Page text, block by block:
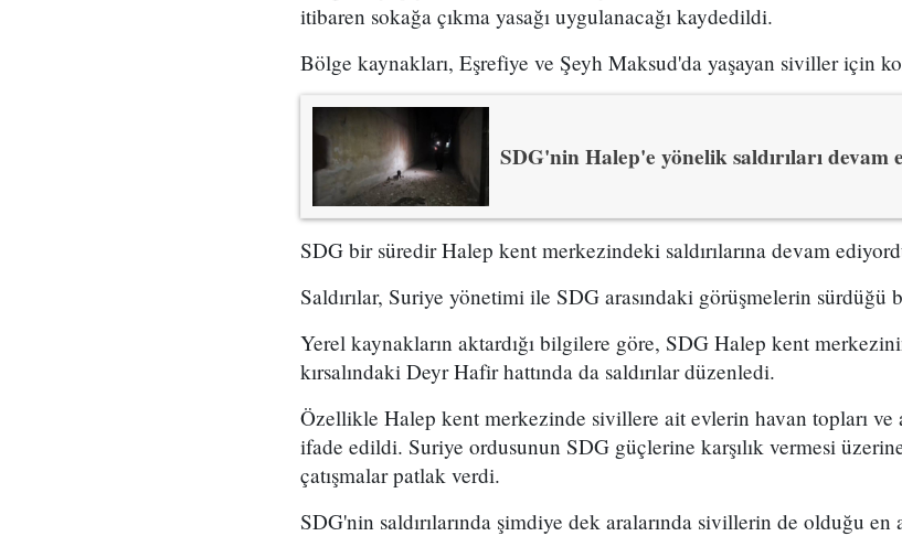
itibaren sokağa çıkma yasağı uygulanacağı kaydedildi.
Bölge kaynakları, Eşrefiye ve Şeyh Maksud'da yaşayan siviller için
SDG'nin Halep'e yönelik saldırıları devam
SDG bir süredir Halep kent merkezindeki saldırılarına devam
Saldırılar, Suriye yönetimi ile SDG arasındaki görüşmelerin sürdüğü
Yerel kaynakların aktardığı bilgilere göre, SDG Halep kent
kırsalındaki Deyr Hafir hattında da saldırılar düzenledi.
Özellikle Halep kent merkezinde sivillere ait evlerin havan topları ve
ifade edildi. Suriye ordusunun SDG güçlerine karşılık vermesi
çatışmalar patlak verdi.
SDG'nin saldırılarında şimdiye dek aralarında sivillerin de olduğu